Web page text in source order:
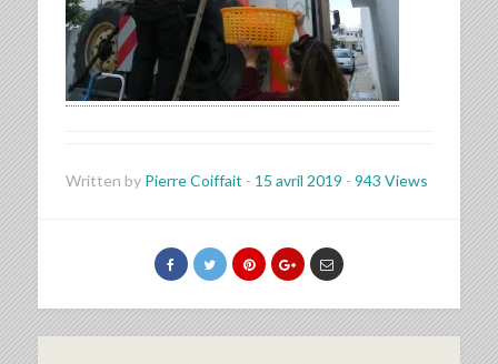
Written by Pierre Coiffait - 15 avril 2019 - 943 Views